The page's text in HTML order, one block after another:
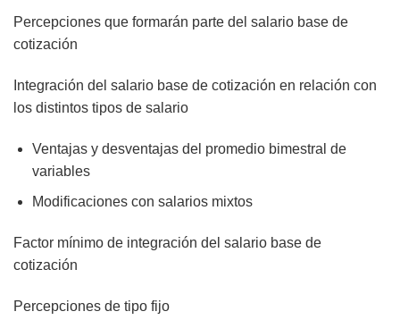
Percepciones que formarán parte del salario base de
cotización
Integración del salario base de cotización en relación con
los distintos tipos de salario
Ventajas y desventajas del promedio bimestral de
variables
Modificaciones con salarios mixtos
Factor mínimo de integración del salario base de
cotización
Percepciones de tipo fijo